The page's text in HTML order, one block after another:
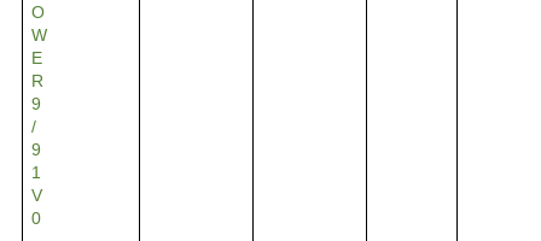
O
W
E
R
9
/
9
1
V
0